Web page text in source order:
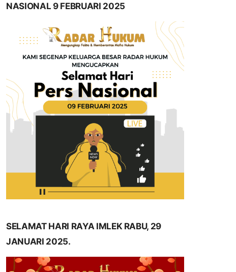
NASIONAL 9 FEBRUARI 2025
SELAMAT HARI RAYA IMLEK RABU, 29
JANUARI 2025.